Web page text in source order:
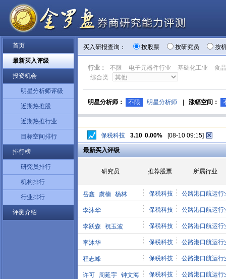
首页
最新买入评级
投资机会
明星分析师评级
近期热推股
近期热推行业
目标空间排行
排行榜
研究员排行
机构排行
行业排行
评测介绍
买入研报查询： 按股票 按研究员 按
行业： 不限 电子元器件行业 基础化工业
食
综合类
明星分析师： 不限 明星分析师 涨幅空间：
保税科技 3.10 0.00% [08-10 09:15]
最新买入评级
研究员 推荐股票 所属行业
岳鑫 虞楠 杨林 保税科技 公路港口航运行
李沐华 保税科技 公路港口航运行
李跃森 祝玉波 保税科技 公路港口航运行
李沐华 保税科技 公路港口航运行
程志峰 保税科技 公路港口航运行
许可 周延宇 钟文海 保税科技 公路港口航运行